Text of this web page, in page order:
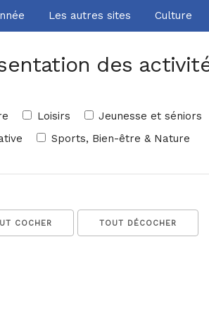
Les autres sites Culture
des
Loisirs Jeunesse et séniors
Sports, Bien-être & Nature
COCHER TOUT DÉCOCHER